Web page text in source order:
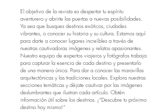
El objetivo de la revista es despertar tu espíritu
aventurero y abrirte las puertas a nuevas posibilidades.
Ya sea que busques destinos exóticos, ciudades
vibrantes, o conocer su historia y su cultura. Estamos aquí
para darte a conocer lugares increíbles a través de
nuestras cautivadoras imágenes y relatos apasionantes.
Nuestro equipo de expertos viajeros y fotógrafos trabaja
para capturar la esencia de cada destino y presentarlo
de una manera única. Para dar a conocer las maravillas
arquitectónicas y las tradiciones locales. Explora nuestras
secciones temáticas y déjate cautivar por las imágenes
deslumbrantes que ilustran cada artículo. Obtén
información útil sobre los destinos. ¡“Descubre tu próximo
destino hoy mismo!”